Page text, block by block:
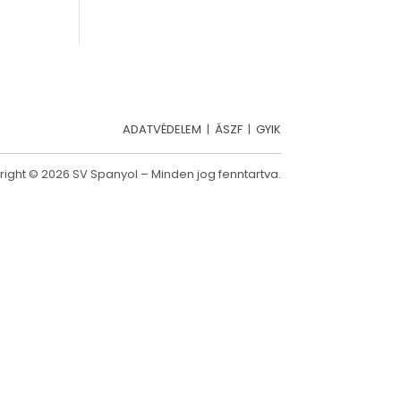
ADATVÉDELEM | ÁSZF | GYIK
© 2026 SV Spanyol – Minden jog fenntartva.